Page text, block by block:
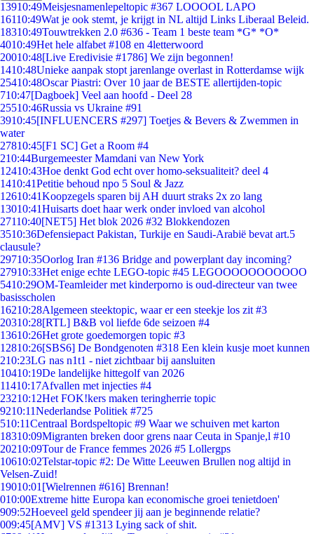
13910:49Meisjesnamenlepeltopic #367 LOOOOL LAPO
16110:49Wat je ook stemt, je krijgt in NL altijd Links Liberaal Beleid.
18310:49Touwtrekken 2.0 #636 - Team 1 beste team *G* *O*
4010:49Het hele alfabet #108 en 4letterwoord
20010:48[Live Eredivisie #1786] We zijn begonnen!
1410:48Unieke aanpak stopt jarenlange overlast in Rotterdamse wijk
25410:48Oscar Piastri: Over 10 jaar de BESTE allertijden-topic
710:47[Dagboek] Veel aan hoofd - Deel 28
25510:46Russia vs Ukraine #91
3910:45[INFLUENCERS #297] Toetjes & Bevers & Zwemmen in
water
27810:45[F1 SC] Get a Room #4
210:44Burgemeester Mamdani van New York
12410:43Hoe denkt God echt over homo-seksualiteit? deel 4
1410:41Petitie behoud npo 5 Soul & Jazz
12610:41Koopzegels sparen bij AH duurt straks 2x zo lang
13010:41Huisarts doet haar werk onder invloed van alcohol
27110:40[NET5] Het blok 2026 #32 Blokkendozen
3510:36Defensiepact Pakistan, Turkije en Saudi-Arabië bevat art.5
clausule?
29710:35Oorlog Iran #136 Bridge and powerplant day incoming?
27910:33Het enige echte LEGO-topic #45 LEGOOOOOOOOOOO
5410:29OM-Teamleider met kinderporno is oud-directeur van twee
basisscholen
16210:28Algemeen steektopic, waar er een steekje los zit #3
20310:28[RTL] B&B vol liefde 6de seizoen #4
13610:26Het grote goedemorgen topic #3
12810:26[SBS6] De Bondgenoten #318 Een klein kusje moet kunnen
210:23LG nas n1t1 - niet zichtbaar bij aansluiten
10410:19De landelijke hittegolf van 2026
11410:17Afvallen met injecties #4
23210:12Het FOK!kers maken teringherrie topic
9210:11Nederlandse Politiek #725
510:11Centraal Bordspeltopic #9 Waar we schuiven met karton
18310:09Migranten breken door grens naar Ceuta in Spanje,l #10
20210:09Tour de France femmes 2026 #5 Lollergps
10610:02Telstar-topic #2: De Witte Leeuwen Brullen nog altijd in
Velsen-Zuid!
19010:01 [Wielrennen #616] Brennan!
010:00Extreme hitte Europa kan economische groei tenietdoen'
909:52Hoeveel geld spendeer jij aan je beginnende relatie?
009:45[AMV] VS #1313 Lying sack of shit.